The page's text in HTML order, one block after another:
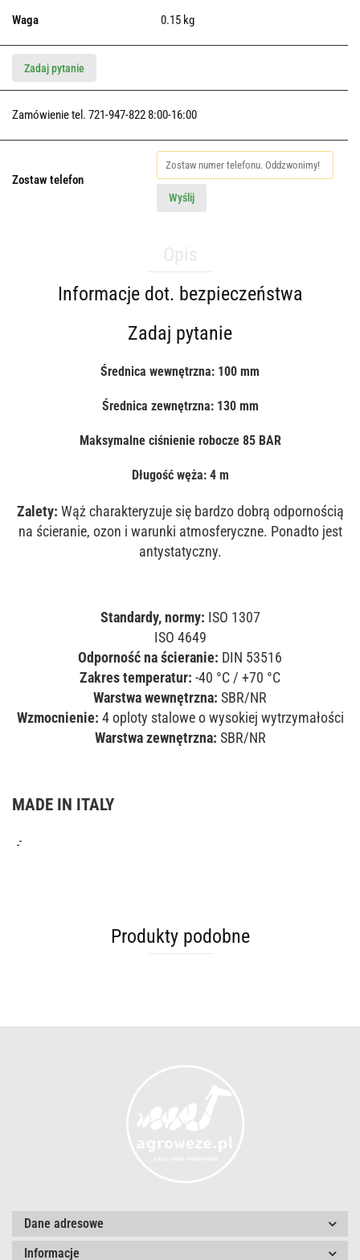
Waga 0.15 kg
Zadaj pytanie
Zamówienie tel. 721-947-822 8:00-16:00
Zostaw telefon
Wyślij
Informacje dot. bezpieczeństwa
Zadaj pytanie
Średnica wewnętrzna: 100 mm
Średnica zewnętrzna: 130 mm
Maksymalne ciśnienie robocze 85 BAR
Długość węża: 4 m
Zalety: Wąż charakteryzuje się bardzo dobrą odpornością
na ścieranie, ozon i warunki atmosferyczne. Ponadto jest
antystatyczny.
Standardy, normy: ISO 1307
ISO 4649
Odporność na ścieranie: DIN 53516
Zakres temperatur: -40 °C / +70 °C
Warstwa wewnętrzna: SBR/NR
Wzmocnienie: 4 oploty stalowe o wysokiej wytrzymałości
Warstwa zewnętrzna: SBR/NR
MADE IN ITALY
Produkty podobne
Dane adresowe
Informacje